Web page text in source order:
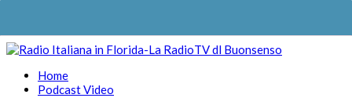
Home
Podcast Video